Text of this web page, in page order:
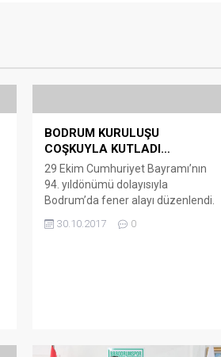
BODRUM KURULUŞU
COŞKUYLA KUTLADI…
29 Ekim Cumhuriyet Bayramı’nın
94. yıldönümü dolayısıyla
Bodrum’da fener alayı düzenlendi.
Bodrum Milta Marina’dan başlayan
fener alayına, Bodrum Kaymakamı
toplum kuruluşu temsilcileriyle
30.10.2017 0